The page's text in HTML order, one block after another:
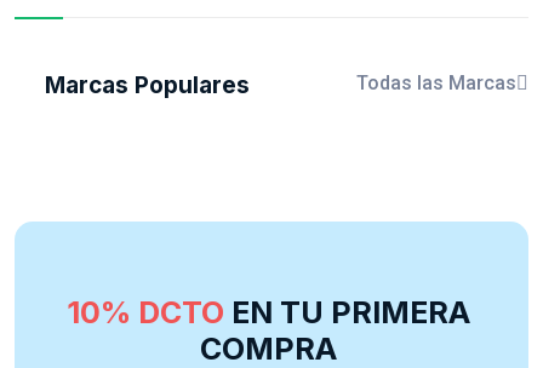
Marcas Populares Todas las Marcas
10% DCTO EN TU PRIMERA
COMPRA